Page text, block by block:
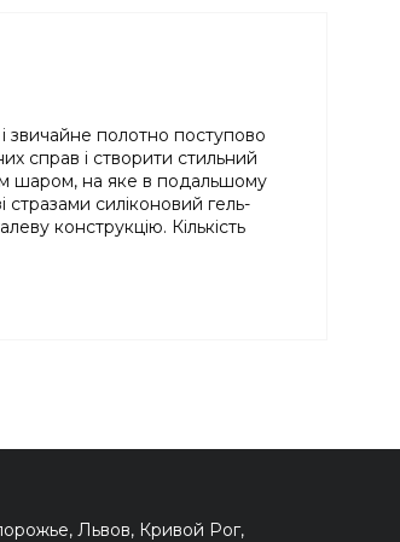
звичайне полотно поступово
справ і створити стильний
шаром, на яке в подальшому
силіконовий гель-
конструкцію. Кількість
Львов, Кривой Рог,